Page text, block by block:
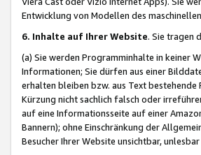
Entwicklung von Modellen des
6. Inhalte auf Ihrer Website. Sie tragen
(a) Sie werden Programminhalte in keiner
Informationen; Sie dürfen aus einer
erhalten bleiben bzw. aus Text
Kürzung nicht sachlich falsch oder
auf eine Informationsseite auf einer
Bannern); ohne Einschränkung der
Besucher Ihrer Website unsichtbar,